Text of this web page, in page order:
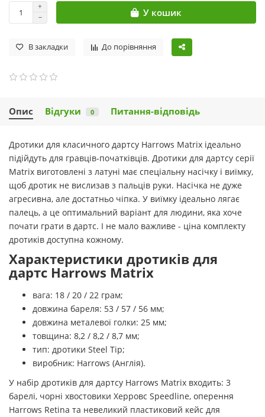
У кошик
В закладки До порівняння
Опис Відгуки 0 Питання-відповідь
Дротики для класичного дартсу Harrows Matrix ідеально
підійдуть для гравців-початківців. Дротики для дартсу серії
Matrix виготовлені з латуні має спеціальну насічку і виїмку,
щоб дротик не вислизав з пальців руки. Насічка не дуже
агресивна, але достатньо чіпка. У виїмку ідеально лягає
палець, а це оптимальний варіант для людини, яка хоче
почати грати в дартс. І не мало важливе - ціна комплекту
дротиків доступна кожному.
Характеристики дротиків для
дартс Harrows Matrix
вага: 18 / 20 / 22 грам;
довжина бареля: 53 / 57 / 56 мм;
довжина металевої голки: 25 мм;
товщина: 8,2 / 8,2 / 8,7 мм;
тип: дротики Steel Tip;
виробник: Harrows (Англія).
У набір дротиків для дартсу Harrows Matrix входить: 3
барелі, чорні хвостовики Херровс Speedline, оперення
Harrows Retina та невеликий пластиковий кейс для